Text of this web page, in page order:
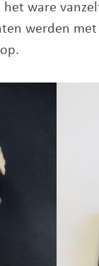
ware
werden